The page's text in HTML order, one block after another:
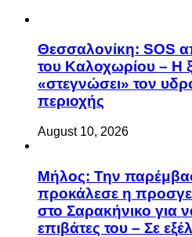
Θεσσαλονίκη: SOS
του Καλοχωρίου – Η
«στεγνώσει» τον
περιοχής
August 10, 2026
Μήλος: Την
προκάλεσε η
στο Σαρακήνικο για
επιβάτες του – Σε